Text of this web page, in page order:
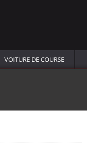
VOITURE DE COURSE